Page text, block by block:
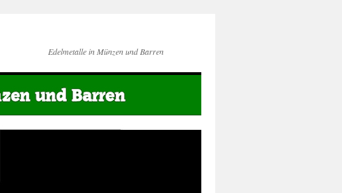
Edelmetalle in Münzen und Barren